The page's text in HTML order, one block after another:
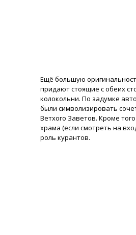
Ещё большую
придают стоящие с обеих
колокольни. По задумке
были символизировать
Ветхого Заветов. Кроме
храма (если смотреть на
роль курантов.